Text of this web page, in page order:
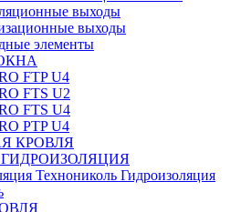
выходы
выходы
элементы
FTP U4
FTS U2
FTS U4
PTP U4
КРОВЛЯ
Гидроизоляция